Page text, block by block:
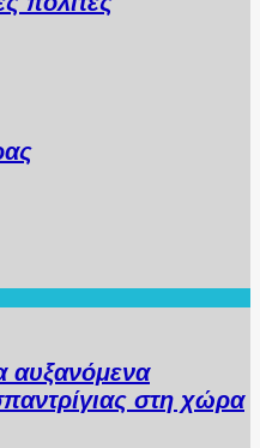
αυξανόμενα
στη χώρα